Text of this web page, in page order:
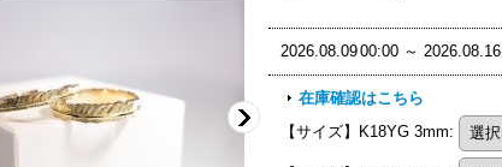
2026.08.0900:00 ～ 2026.08.16
在庫確認はこちら
【サイズ】K18YG 3mm: